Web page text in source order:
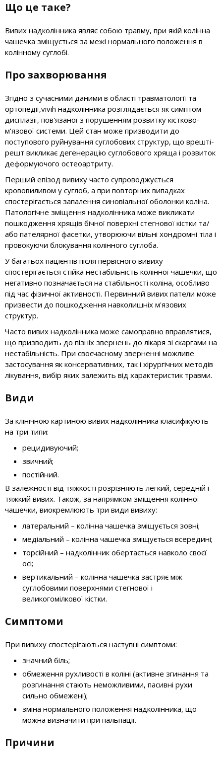
Що це таке?
Вивих надколінника являє собою травму, при якій колінна
чашечка зміщується за межі нормального положення в
колінному суглобі.
Про захворювання
Згідно з сучасними даними в області травматології та
ортопедії,vivih надколінника розглядається як симптом
дисплазії, пов'язаної з порушенням розвитку кістково-
м'язової системи. Цей стан може призводити до
поступового руйнування суглобових структур, що врешті-
решт викликає дегенерацію суглобового хряща і розвиток
деформуючого остеоартриту.
Перший епізод вивиху часто супроводжується
крововиливом у суглоб, а при повторних випадках
спостерігається запалення синовіальної оболонки коліна.
Патологічне зміщення надколінника може викликати
пошкодження хрящів бічної поверхні стегнової кістки та/
або пателярної фасетки, утворюючи вільні хондромні тіла і
провокуючи блокування колінного суглоба.
У багатьох пацієнтів після первісного вивиху
спостерігається стійка нестабільність колінної чашечки, що
негативно позначається на стабільності коліна, особливо
під час фізичної активності. Первинний вивих патели може
призвести до пошкодження навколишніх м'язових
структур.
Часто вивих надколінника може самоправно вправлятися,
що призводить до пізніх звернень до лікаря зі скаргами на
нестабільність. При своєчасному зверненні можливе
застосування як консервативних, так і хірургічних методів
лікування, вибір яких залежить від характеристик травми.
Види
За клінічною картиною вивих надколінника класифікують
на три типи:
рецидивуючий;
звичний;
постійний.
В залежності від тяжкості розрізняють легкий, середній і
тяжкий вивих. Також, за напрямком зміщення колінної
чашечки, виокремлюють три види вивиху:
латеральний – колінна чашечка зміщується зовні;
медіальний – колінна чашечка зміщується всередині;
торсійний – надколінник обертається навколо своєї
осі;
вертикальний – колінна чашечка застряє між
суглобовими поверхнями стегнової і
великогомілкової кістки.
Симптоми
При вивиху спостерігаються наступні симптоми:
значний біль;
обмеження рухливості в коліні (активне згинання та
розгинання стають неможливими, пасивні рухи
сильно обмежені);
зміна нормального положення надколінника, що
можна визначити при пальпації.
Причини